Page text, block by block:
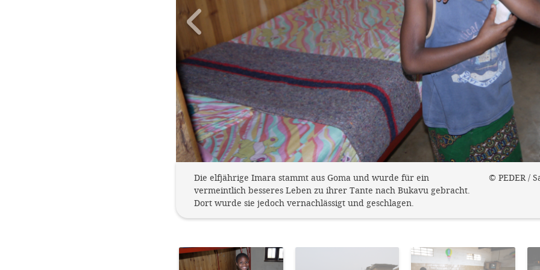
Die elfjährige Imara stammt aus Goma und wurde für ein
vermeintlich besseres Leben zu ihrer Tante nach Bukavu gebracht.
Dort wurde sie jedoch vernachlässigt und geschlagen.
© PEDER /